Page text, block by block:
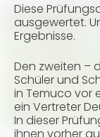
Diese
ausgewertet.
Ergebnisse.
Den zweiten –
Schüler und
in Temuco vor
ein Vertreter
In dieser